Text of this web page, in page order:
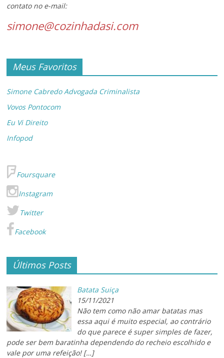
contato no e-mail:
simone@cozinhadasi.com
Meus Favoritos
Simone Cabredo Advogada Criminalista
Vovos Pontocom
Eu Vi Direito
Infopod
Foursquare
Instagram
Twitter
Facebook
Últimos Posts
Batata Suiça
15/11/2021
Não tem como não amar batatas mas
essa aqui é muito especial, ao contrário
do que parece é super simples de fazer,
pode ser bem baratinha dependendo do recheio escolhido e
vale por uma refeição![…]